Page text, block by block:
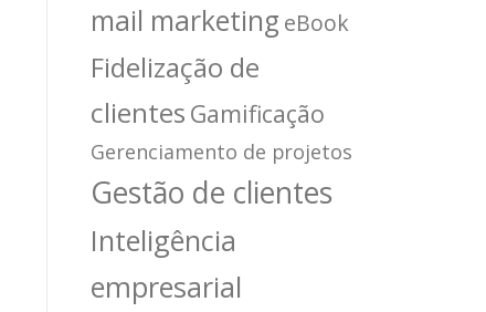
mail marketing eBook
Fidelização de
clientes Gamificação
Gerenciamento de projetos
Gestão de clientes
Inteligência
empresarial